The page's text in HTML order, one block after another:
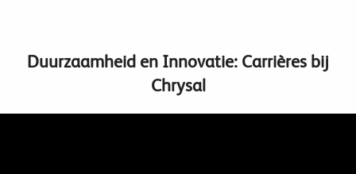
Duurzaamheid en Innovatie: Carrières bij
Chrysal